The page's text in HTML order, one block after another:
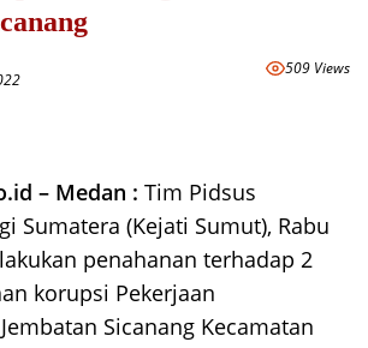
509 Views
– Medan : Tim Pidsus
Sumatera (Kejati Sumut), Rabu
penahanan terhadap 2
korupsi Pekerjaan
Sicanang Kecamatan